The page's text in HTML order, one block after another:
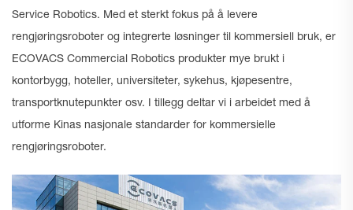
Service Robotics. Med et sterkt fokus på å levere
rengjøringsroboter og integrerte løsninger til kommersiell bruk, er
ECOVACS Commercial Robotics produkter mye brukt i
kontorbygg, hoteller, universiteter, sykehus, kjøpesentre,
transportknutepunkter osv. I tillegg deltar vi i arbeidet med å
utforme Kinas nasjonale standarder for kommersielle
rengjøringsroboter.